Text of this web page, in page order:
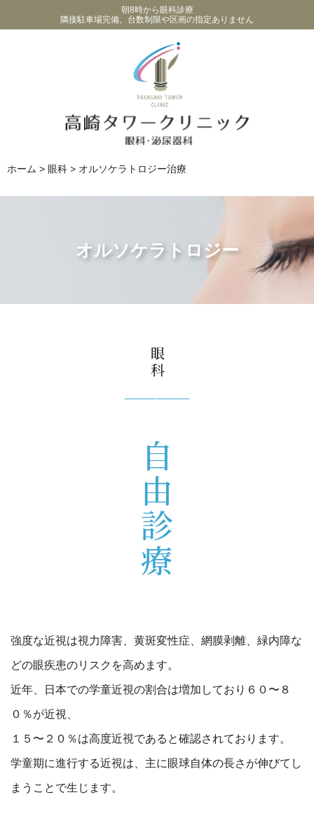
朝8時から眼科診療
隣接駐車場完備。台数制限や区画の指定ありません
ホーム > 眼科 > オルソケラトロジー治療
オルソケラトロジー
眼科
自由診療
強度な近視は視力障害、黄斑変性症、網膜剥離、緑内障な
どの眼疾患のリスクを高めます。
近年、日本での学童近視の割合は増加しており６０〜８
０％が近視、
１５〜２０％は高度近視であると確認されております。
学童期に進行する近視は、主に眼球自体の長さが伸びてし
まうことで生じます。